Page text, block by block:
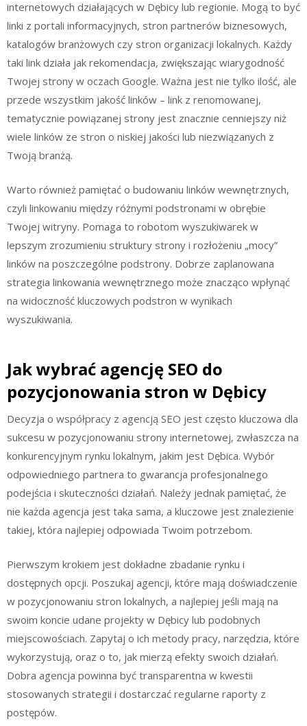
internetowych działających w Dębicy lub regionie. Mogą to być
linki z portali informacyjnych, stron partnerów biznesowych,
katalogów branżowych czy stron organizacji lokalnych. Każdy
taki link działa jak rekomendacja, zwiększając wiarygodność
Twojej strony w oczach Google. Ważna jest nie tylko ilość, ale
przede wszystkim jakość linków – link z renomowanej,
tematycznie powiązanej strony jest znacznie cenniejszy niż
wiele linków ze stron o niskiej jakości lub niezwiązanych z
Twoją branżą.
Warto również pamiętać o budowaniu linków wewnętrznych,
czyli linkowaniu między różnymi podstronami w obrębie
Twojej witryny. Pomaga to robotom wyszukiwarek w
lepszym zrozumieniu struktury strony i rozłożeniu „mocy”
linków na poszczególne podstrony. Dobrze zaplanowana
strategia linkowania wewnętrznego może znacząco wpłynąć
na widoczność kluczowych podstron w wynikach
wyszukiwania.
Jak wybrać agencję SEO do
pozycjonowania stron w Dębicy
Decyzja o współpracy z agencją SEO jest często kluczowa dla
sukcesu w pozycjonowaniu strony internetowej, zwłaszcza na
konkurencyjnym rynku lokalnym, jakim jest Dębica. Wybór
odpowiedniego partnera to gwarancja profesjonalnego
podejścia i skuteczności działań. Należy jednak pamiętać, że
nie każda agencja jest taka sama, a kluczowe jest znalezienie
takiej, która najlepiej odpowiada Twoim potrzebom.
Pierwszym krokiem jest dokładne zbadanie rynku i
dostępnych opcji. Poszukaj agencji, które mają doświadczenie
w pozycjonowaniu stron lokalnych, a najlepiej jeśli mają na
swoim koncie udane projekty w Dębicy lub podobnych
miejscowościach. Zapytaj o ich metody pracy, narzędzia, które
wykorzystują, oraz o to, jak mierzą efekty swoich działań.
Dobra agencja powinna być transparentna w kwestii
stosowanych strategii i dostarczać regularne raporty z
postępów.